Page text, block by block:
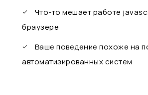
Что-то мешает работе
браузере
Ваше поведение похоже на
автоматизированных систем